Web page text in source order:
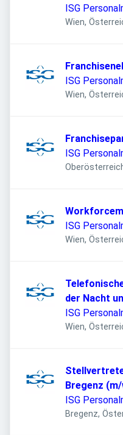
ISG
Wien,
ISG
Wien,
ISG
ISG
Wien,
der Nacht
ISG
Wien,
Bregenz
ISG
Bregenz,